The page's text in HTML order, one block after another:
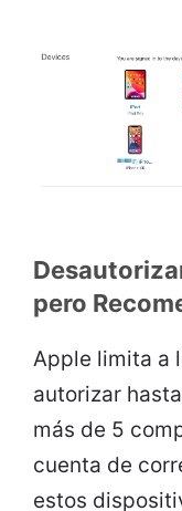
pero
Apple limita a
autorizar
más de 5
cuenta de
estos